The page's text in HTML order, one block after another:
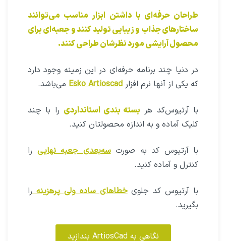
مواردی که باعث متفاوت شدن بسته بندی می‌شود
طراحی ساختارآن است.
است که باعثمتمایز شدن و جذاب شدن محصول
می‌شود.
طراحان حرفه‌ای با داشتن ابزار مناسب می‌توانند
ساختار‌های جذاب و زیبایی تولید کنند و جعبه‌ای برای
در دنیا چند برنامه حرفه‌ای در این زمینه وجود دارد
با آرتیوس‌کد هر
کلیک آماده و به اندازه محصولتان کنید.